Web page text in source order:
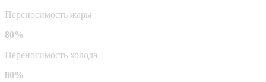
Переносимость жары
80%
Переносимость холода
80%